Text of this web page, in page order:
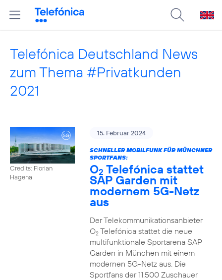
Telefónica Deutschland News
zum Thema #Privatkunden
2021
Credits: Florian
Hagena
15. Februar 2024
SCHNELLER MOBILFUNK FÜR MÜNCHNER
SPORTFANS:
O2 Telefónica stattet
SAP Garden mit
modernem 5G-Netz
aus
Der Telekommunikationsanbieter
O2Telefónica stattet die neue
multifunktionale Sportarena SAP
Garden in München mit einem
modernen 5G-Netz aus. Die
Sportfans der 11.500 Zuschauer